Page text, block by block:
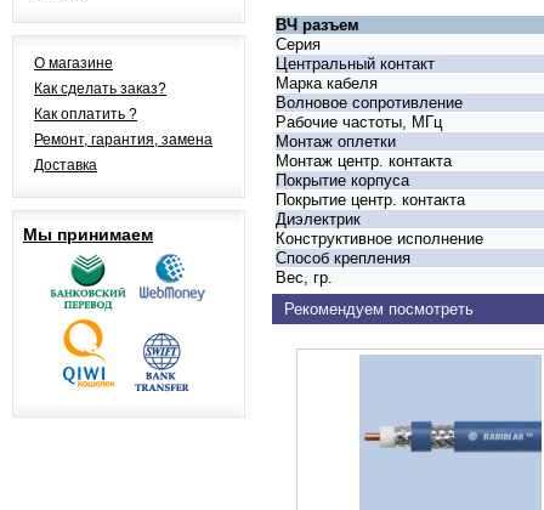
О магазине
Как сделать заказ?
Как оплатить ?
Ремонт, гарантия, замена
Доставка
Мы принимаем
ВЧ разъем
Серия
Центральный контакт
Марка кабеля
Волновое сопротивление
Рабочие частоты, МГц
Монтаж оплетки
Монтаж центр. контакта
Покрытие корпуса
Покрытие центр. контакта
Диэлектрик
Конструктивное исполнение
Способ крепления
Вес, гр.
Рекомендуем посмотреть